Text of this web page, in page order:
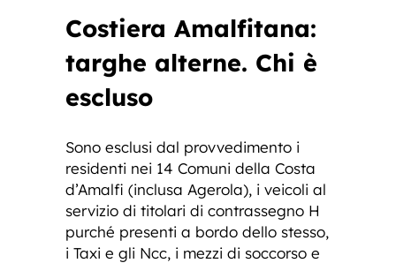
Costiera Amalfitana:
targhe alterne. Chi è
escluso
Sono esclusi dal provvedimento i
residenti nei 14 Comuni della Costa
d’Amalfi (inclusa Agerola), i veicoli al
servizio di titolari di contrassegno H
purché presenti a bordo dello stesso,
i Taxi e gli Ncc, i mezzi di soccorso e